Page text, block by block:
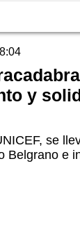
y
se
Belgrano e